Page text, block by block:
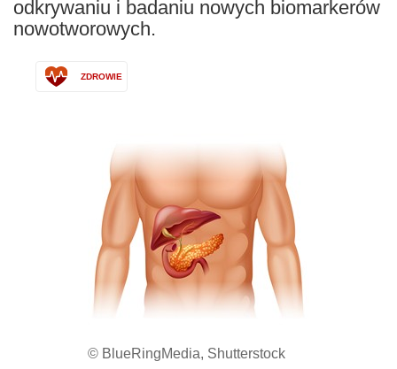
odkrywaniu i badaniu nowych biomarkerów
nowotworowych.
ZDROWIE
© BlueRingMedia, Shutterstock